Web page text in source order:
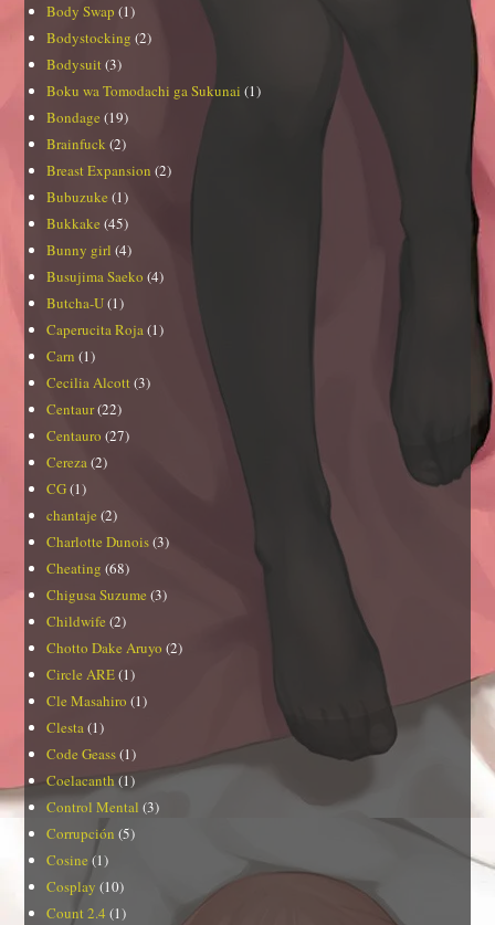
Body Swap (1)
Bodystocking (2)
Bodysuit (3)
Boku wa Tomodachi ga Sukunai (1)
Bondage (19)
Brainfuck (2)
Breast Expansion (2)
Bubuzuke (1)
Bukkake (45)
Bunny girl (4)
Busujima Saeko (4)
Butcha-U(1)
Caperucita Roja(1)
Carn (1)
Cecilia Alcott (3)
Centaur(22)
Centauro (27)
Cereza(2)
CG(1)
chantaje (2)
Charlotte Dunois(3)
Cheating (68)
Chigusa Suzume (3)
Childwife (2)
Chotto Dake Aruyo (2)
Circle ARE(1)
Cle Masahiro (1)
Clesta(1)
Code Geass(1)
Coelacanth(1)
Control Mental (3)
Corrupción (5)
Cosine (1)
Cosplay (10)
Count 2.4 (1)